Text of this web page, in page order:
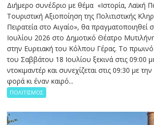
Διήμερο συνέδριο με θέμα «Ιστορία, Λαϊκή
Τουριστική Αξιοποίηση της Πολιτιστικής
Πειρατεία στο Αιγαίο», θα πραγματοποιηθεί
Ιουλίου 2026 στο Δημοτικό Θέατρο
στην Ευρειακή του Κόλπου Γέρας. Το
του Σαββάτου 18 Ιουλίου ξεκινά στις 09:00
ντοκιμαντέρ και συνεχίζεται στις 09:30 με
φορά κι έναν καιρό...
ΠΟΛΙΤΙΣΜΟΣ